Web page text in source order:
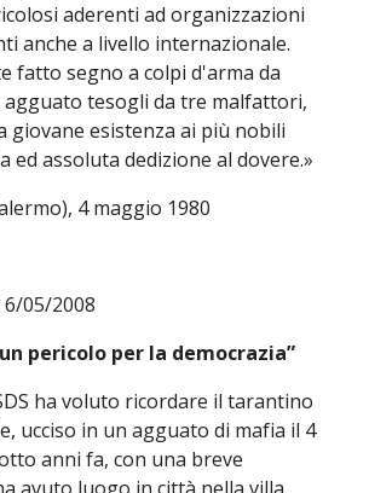
aderenti ad organizzazioni
anche a livello internazionale.
fatto segno a colpi d'arma da
tesogli da tre malfattori,
giovane esistenza ai più nobili
ed assoluta dedizione al dovere.»
4 maggio 1980
05/2008
pericolo per la democrazia”
ha voluto ricordare il tarantino
ucciso in un agguato di mafia il 4
anni fa, con una breve